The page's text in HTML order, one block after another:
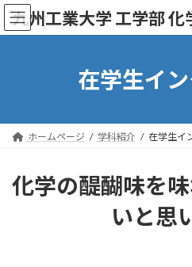
コ
ン
テ
ナ
ビ
ゲ
九州工業大学 工学部
在学生イ
ホームページ 学科紹介 在学生イ
化学の醍醐味を
いと思